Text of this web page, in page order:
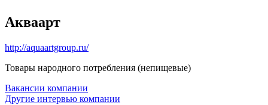
Акваарт
http://aquaartgroup.ru/
Товары народного потребления (непищевые)
Вакансии компании
Другие интервью компании